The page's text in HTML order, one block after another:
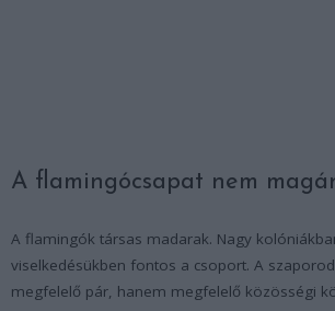
A flamingócsapat nem
A flamingók társas madarak. Nagy
viselkedésükben fontos a csoport. A
megfelelő pár, hanem megfelelő közösségi